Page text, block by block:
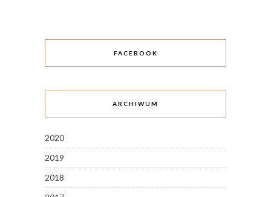
FACEBOOK
ARCHIWUM
2020
2019
2018